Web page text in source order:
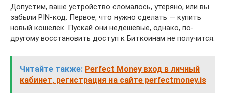
Допустим, ваше устройство сломалось, утеряно, или вы
забыли PIN-код. Первое, что нужно сделать — купить
новый кошелек. Пускай они недешевые, однако, по-
другому восстановить доступ к Биткоинам не получится.
Читайте также: Perfect Money вход в личный
кабинет, регистрация на сайте perfectmoney.is